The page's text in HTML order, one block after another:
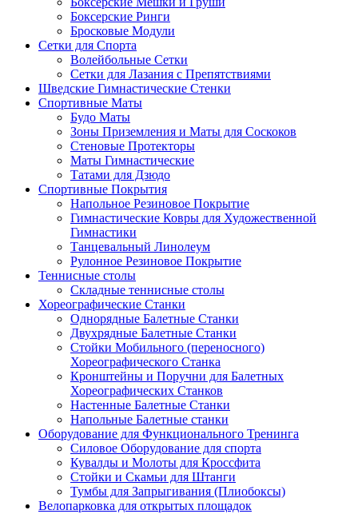
Боксерские Ринги
Бросковые Модули
Сетки для Спорта
Волейбольные Сетки
Сетки для Лазания с Препятствиями
Шведские Гимнастические Стенки
Спортивные Маты
Будо Маты
Зоны Приземления и Маты для Соскоков
Стеновые Протекторы
Маты Гимнастические
Татами для Дзюдо
Спортивные Покрытия
Напольное Резиновое Покрытие
Гимнастические Ковры для Художественной
Гимнастики
Танцевальный Линолеум
Рулонное Резиновое Покрытие
Теннисные столы
Складные теннисные столы
Хореографические Станки
Однорядные Балетные Станки
Двухрядные Балетные Станки
Стойки Мобильного (переносного)
Хореографического Станка
Кронштейны и Поручни для Балетных
Хореографических Станков
Настенные Балетные Станки
Напольные Балетные станки
Оборудование для Функционального Тренинга
Силовое Оборудование для спорта
Кувалды и Молоты для Кроссфита
Стойки и Скамьи для Штанги
Тумбы для Запрыгивания (Плиобоксы)
Велопарковка для открытых площадок